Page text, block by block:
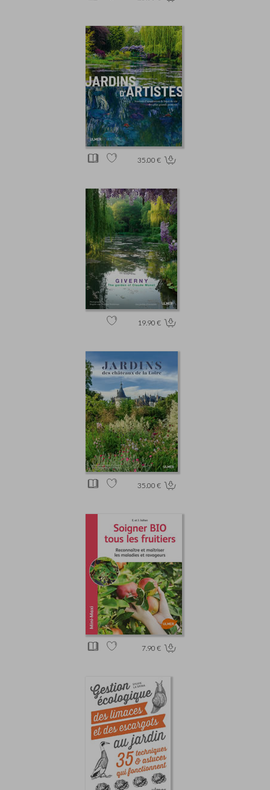
35.00 €
19.90 €
35.00 €
7.90 €